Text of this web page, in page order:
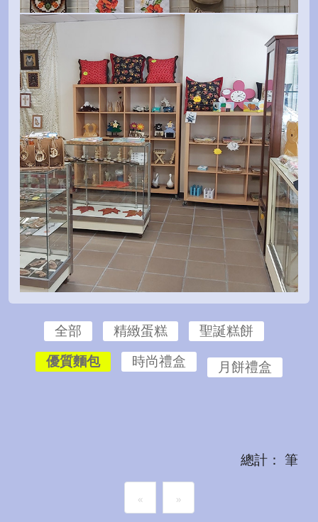
全部 精緻蛋糕
聖誕糕餅
優質麵包
時尚禮盒 月餅禮盒
總計： 筆
« »